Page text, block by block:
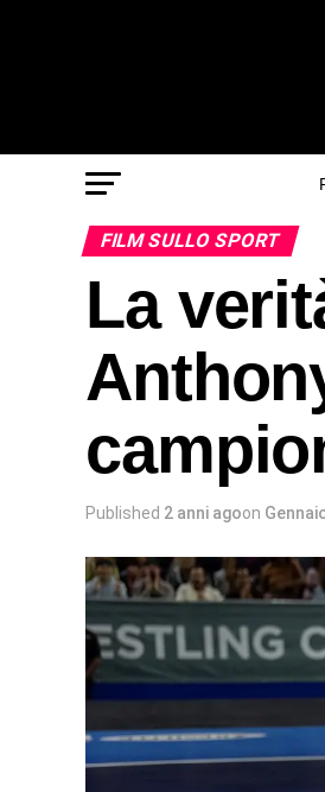
FILM SULLO SPORT
La
Published 2 anni agoon